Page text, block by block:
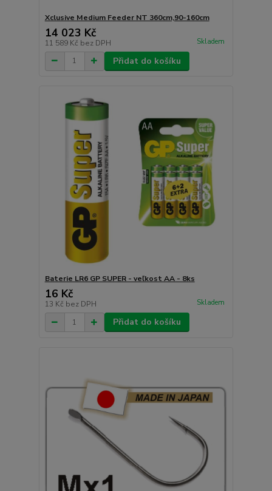
Xclusive Medium Feeder NT 360cm,90-160cm
14 023 Kč
11 589 Kč bez DPH Skladem
Přidat do košíku
Baterie LR6 GP SUPER - veľkost AA - 8ks
16 Kč
13 Kč bez DPH Skladem
Přidat do košíku